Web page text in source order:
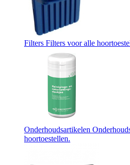
Filters Filters voor alle
Onderhoudsartikelen
hoortoestellen.